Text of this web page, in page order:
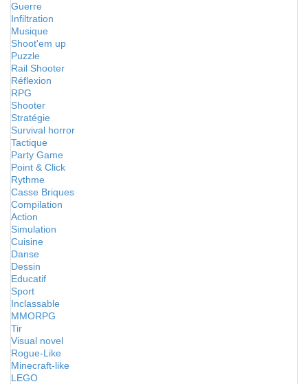
Guerre
Infiltration
Musique
Shoot'em up
Puzzle
Rail Shooter
Réflexion
RPG
Shooter
Stratégie
Survival horror
Tactique
Party Game
Point & Click
Rythme
Casse Briques
Compilation
Action
Simulation
Cuisine
Danse
Dessin
Educatif
Sport
Inclassable
MMORPG
Tir
Visual novel
Rogue-Like
Minecraft-like
LEGO